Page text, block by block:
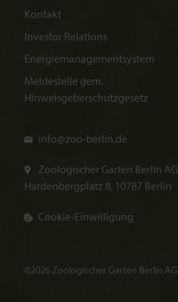
Kontakt
Investor Relations
Energiemanagementsystem
Meldestelle gem.
Hinweisgeberschutzgesetz
info@zoo-berlin.de
Zoologischer Garten Berlin AG
Hardenbergplatz 8, 10787 Berlin
Cookie-Einwilligung
©2026 Zoologischer Garten Berlin AG